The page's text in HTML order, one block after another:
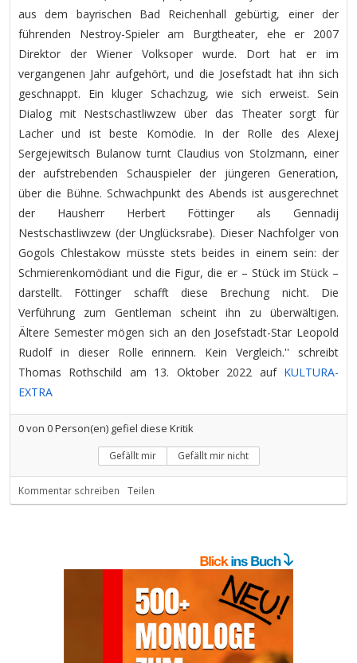
aus dem bayrischen Bad Reichenhall gebürtig, einer der
führenden Nestroy-Spieler am Burgtheater, ehe er 2007
Direktor der Wiener Volksoper wurde. Dort hat er im
vergangenen Jahr aufgehört, und die Josefstadt hat ihn sich
geschnappt. Ein kluger Schachzug, wie sich erweist. Sein
Dialog mit Nestschastliwzew über das Theater sorgt für
Lacher und ist beste Komödie. In der Rolle des Alexej
Sergejewitsch Bulanow turnt Claudius von Stolzmann, einer
der aufstrebenden Schauspieler der jüngeren Generation,
über die Bühne. Schwachpunkt des Abends ist ausgerechnet
der Hausherr Herbert Föttinger als Gennadij
Nestschastliwzew (der Unglücksrabe). Dieser Nachfolger von
Gogols Chlestakow müsste stets beides in einem sein: der
Schmierenkomödiant und die Figur, die er – Stück im Stück –
darstellt. Föttinger schafft diese Brechung nicht. Die
Verführung zum Gentleman scheint ihn zu überwältigen.
Ältere Semester mögen sich an den Josefstadt-Star Leopold
Rudolf in dieser Rolle erinnern. Kein Vergleich.'' schreibt
Thomas Rothschild am 13. Oktober 2022 auf KULTURA-
EXTRA
0von 0Person(en) gefiel diese Kritik
Gefällt mir Gefällt mir nicht
Kommentar schreiben Teilen